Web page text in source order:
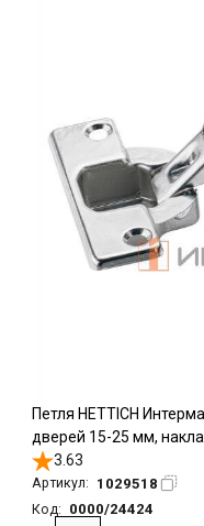
Петля HETTICH
дверей 15-25 мм,
3.63
Артикул: 1029518
Код: 0000/24424